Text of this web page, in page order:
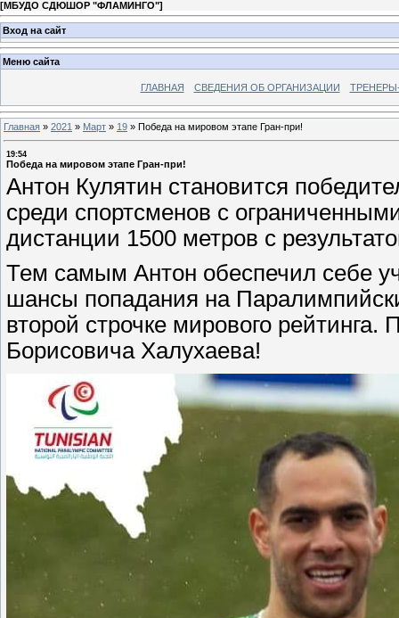
[МБУДО СДЮШОР "ФЛАМИНГО"]
Вход на сайт
Меню сайта
ГЛАВНАЯ СВЕДЕНИЯ ОБ ОРГАНИЗАЦИИ
Главная » 2021 » Март » 19 » Победа на мировом этапе Гран-при!
19:54
Победа на мировом этапе Гран-при!
Антон Кулятин становится
среди спортсменов с
дистанции 1500 метров с
Тем самым Антон обеспечил себе
шансы попадания на
второй строчке мирового
Борисовича Халухаева!